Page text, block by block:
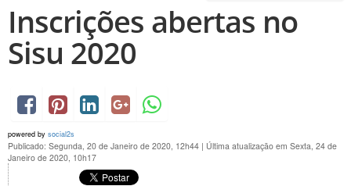
Inscrições abertas no
Sisu 2020
powered by social2s
Publicado: Segunda, 20 de Janeiro de 2020, 12h44 | Última atualização em Sexta, 24 de
Janeiro de 2020, 10h17